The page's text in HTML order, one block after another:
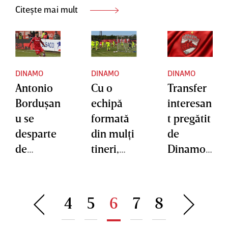
Citește mai mult
DINAMO
Antonio
Borduşan
u se
desparte
de
semneaz
ă în Liga
DINAMO
Cu o
echipă
formată
din mulţi
tineri,
la limită
amicalul
cu
DINAMO
Transfer
interesan
t pregătit
de
Dinamo!
internaţi
onal
4 5 6 7 8